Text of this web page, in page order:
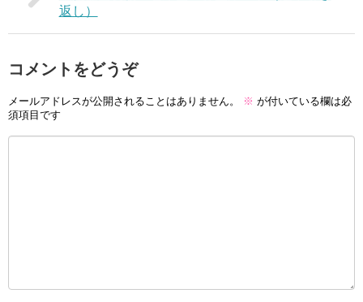
返し）
コメントをどうぞ
メールアドレスが公開されることはありません。 ※ が付いている欄は必
須項目です